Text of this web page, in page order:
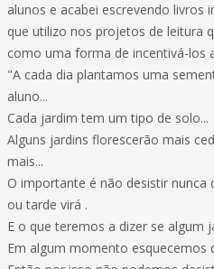
alunos e acabei escrevendo livros
que utilizo nos projetos de leitura
como uma forma de incentivá-los
"A cada dia plantamos uma
aluno...
Cada jardim tem um tipo de solo...
Alguns jardins florescerão mais
mais...
O importante é não desistir
ou tarde virá .
E o que teremos a dizer se algum
Em algum momento esquecemos